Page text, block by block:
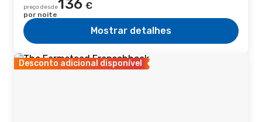
preço desde136 €
por noite
Mostrar detalhes
Desconto adicional disponível